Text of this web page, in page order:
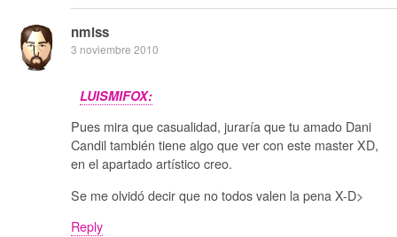
nmlss
3 noviembre 2010
LUISMIFOX:
Pues mira que casualidad, juraría que tu amado Dani
Candil también tiene algo que ver con este master XD,
en el apartado artístico creo.
Se me olvidó decir que no todos valen la pena X-D>
Reply